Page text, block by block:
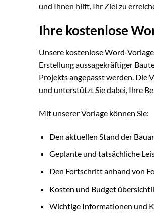
und Ihnen hilft, Ihr Ziel zu
Ihre kostenlose
Unsere kostenlose Word-
Erstellung aussagekräftiger
Projekts angepasst werden. Die
und unterstützt Sie dabei, Ihre
Mit unserer Vorlage können Sie:
Den aktuellen Stand der
Geplante und tatsächliche
Den Fortschritt anhand von
Kosten und Budget
Wichtige Informationen und